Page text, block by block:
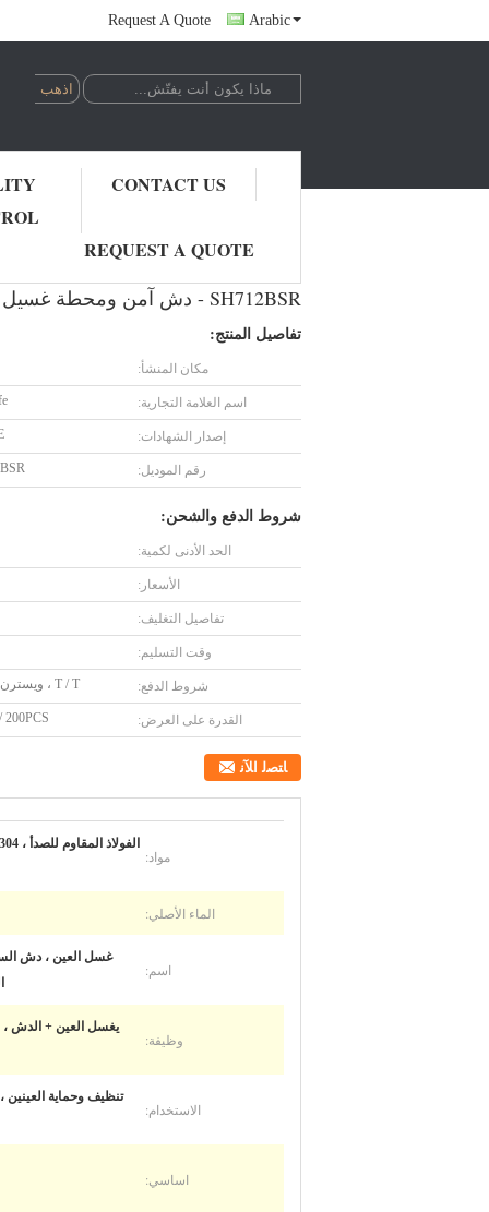
Request A Quote Arabic
CONTACT US
REQUEST A QUOTE
SH712BSR - دش آمن ومحطة غسيل عيون ، ودش الطوارئ SS304 وغسل العين
تفاصيل المنتج:
مكان المنشأ:
اسم العلامة التجارية:
إصدار الشهادات:
رقم الموديل:
شروط الدفع والشحن:
الحد الأدنى لكمية:
الأسعار:
تفاصيل التغليف:
وقت التسليم:
شروط الدفع: T / T ، ويسترن يونيون
القدرة على العرض: 200PCS / أسبوع
ﺎﺘﺼﻟ ﺍﻶﻧ
مواد:
الماء الأصلي:
اسم:
غسل العين ، دش
وظيفة:
يغسل العين + الدش
الاستخدام:
تنظيف وحماية
اساسي: